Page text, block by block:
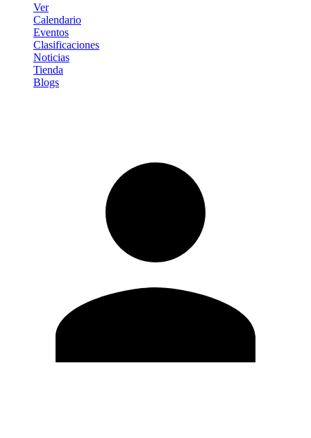
Ver
Calendario
Eventos
Clasificaciones
Noticias
Tienda
Blogs